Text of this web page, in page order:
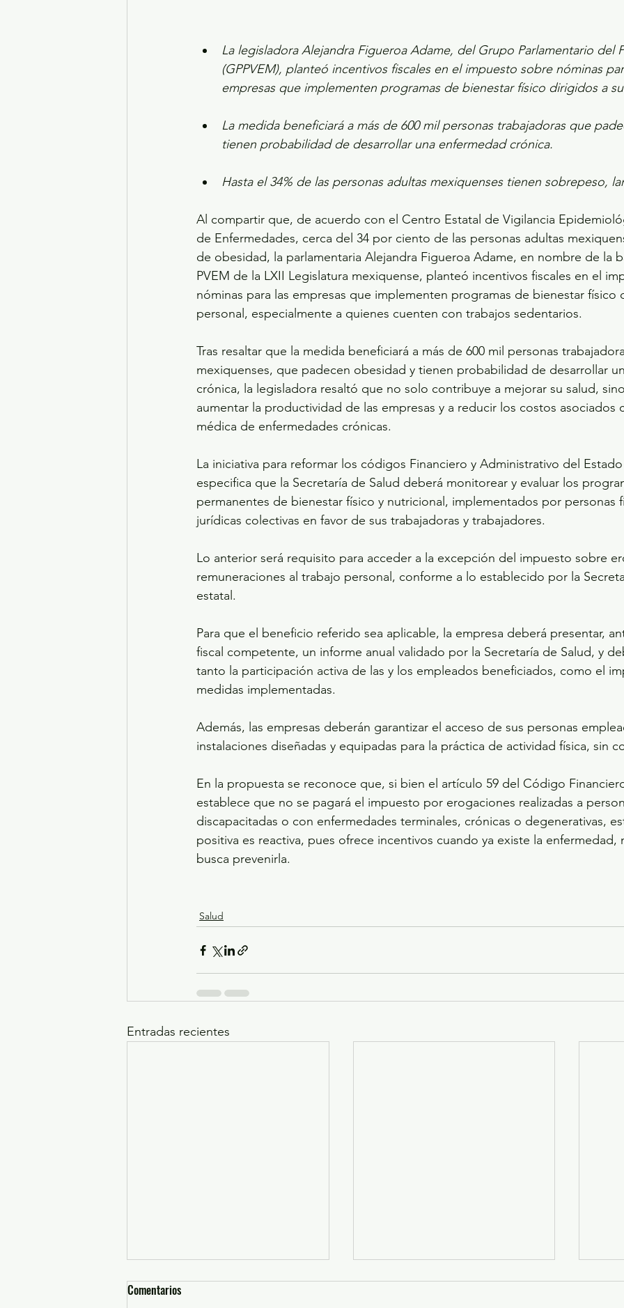
La legisladora Alejandra Figueroa Adame, del Grupo Parlamentario del
(GPPVEM), planteó incentivos fiscales en el impuesto sobre nóminas
empresas que implementen programas de bienestar físico dirigidos a
La medida beneficiará a más de 600 mil personas trabajadoras que
tienen probabilidad de desarrollar una enfermedad crónica.
Hasta el 34% de las personas adultas mexiquenses tienen sobrepeso,
Al compartir que, de acuerdo con el Centro Estatal de Vigilancia
de Enfermedades, cerca del 34 por ciento de las personas adultas
de obesidad, la parlamentaria Alejandra Figueroa Adame, en nombre de la
PVEM de la LXII Legislatura mexiquense, planteó incentivos fiscales en el
nóminas para las empresas que implementen programas de bienestar físico
personal, especialmente a quienes cuenten con trabajos sedentarios.
Tras resaltar que la medida beneficiará a más de 600 mil personas
mexiquenses, que padecen obesidad y tienen probabilidad de desarrollar
crónica, la legisladora resaltó que no solo contribuye a mejorar su salud,
aumentar la productividad de las empresas y a reducir los costos asociados
médica de enfermedades crónicas.
La iniciativa para reformar los códigos Financiero y Administrativo del
especifica que la Secretaría de Salud deberá monitorear y evaluar los
permanentes de bienestar físico y nutricional, implementados por personas
jurídicas colectivas en favor de sus trabajadoras y trabajadores.
Lo anterior será requisito para acceder a la excepción del impuesto sobre
remuneraciones al trabajo personal, conforme a lo establecido por la
estatal.
Para que el beneficio referido sea aplicable, la empresa deberá presentar,
fiscal competente, un informe anual validado por la Secretaría de Salud, y
tanto la participación activa de las y los empleados beneficiados, como el
medidas implementadas.
Además, las empresas deberán garantizar el acceso de sus personas
instalaciones diseñadas y equipadas para la práctica de actividad física, sin
En la propuesta se reconoce que, si bien el artículo 59 del Código
establece que no se pagará el impuesto por erogaciones realizadas a
discapacitadas o con enfermedades terminales, crónicas o degenerativas,
positiva es reactiva, pues ofrece incentivos cuando ya existe la enfermedad,
busca prevenirla.
Salud
Entradas recientes
Comentarios